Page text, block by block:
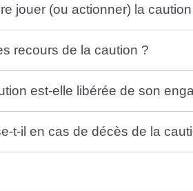
jouer (ou actionner) la
recours de la caution ?
est-elle libérée de son
t-il en cas de décès de la